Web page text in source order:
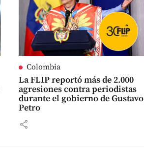
Colombia
La FLIP reportó más de 2.000
agresiones contra periodistas
durante el gobierno de Gustavo
Petro
share